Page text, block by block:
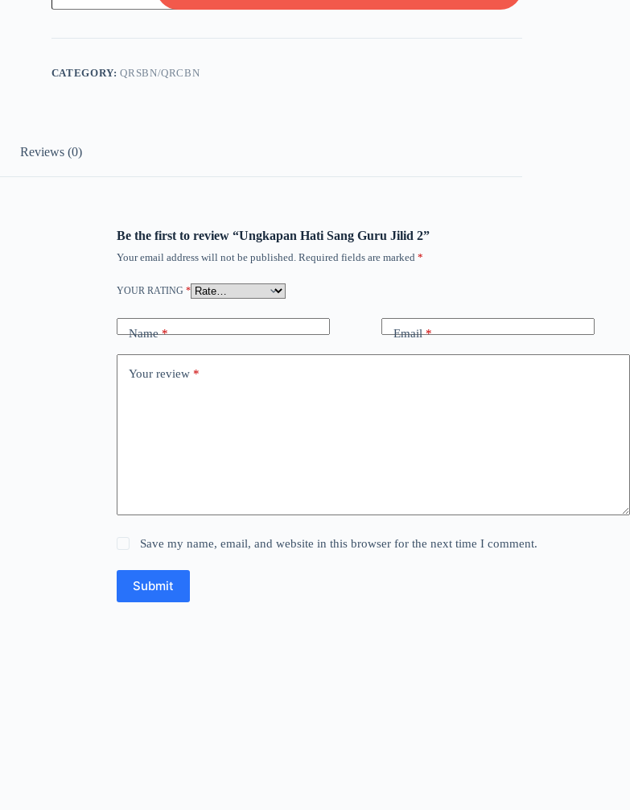
Guru
2
CATEGORY:QRSBN/QRCBN
Reviews (0)
Be the first to review “Ungkapan Hati Sang Guru Jilid 2”
Your email address will not be published. Required fields are marked *
YOUR RATING *
Name* Email*
Your review *
Save my name, email, and website in this browser for the next time I comment.
Submit